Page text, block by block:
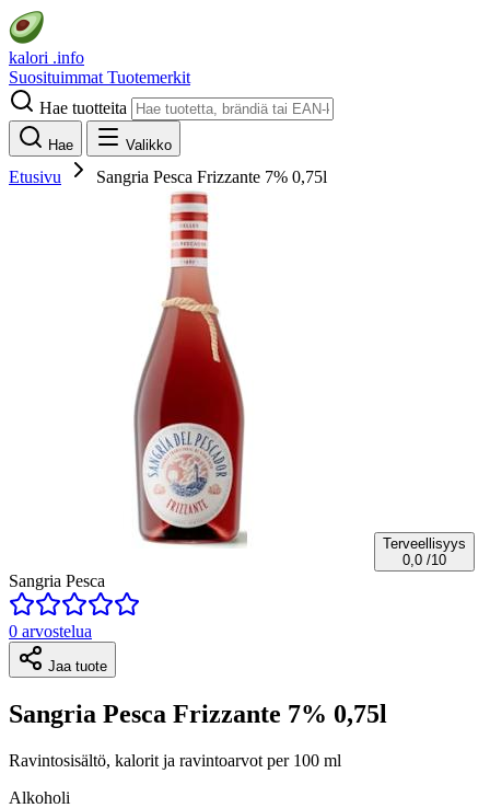
kalori .info
Suosituimmat Tuotemerkit
Hae tuotteita
Hae Valikko
Etusivu Sangria Pesca Frizzante 7% 0,75l
Terveellisyys
0,0 /10
Sangria Pesca
0 arvostelua
Jaa tuote
Sangria Pesca Frizzante 7% 0,75l
Ravintosisältö, kalorit ja ravintoarvot per 100 ml
Alkoholi